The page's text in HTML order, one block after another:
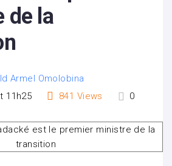
de la
Armel Omolobina
11h25
841 Views 0